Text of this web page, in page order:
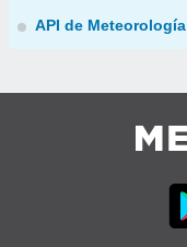
API de Meteorología